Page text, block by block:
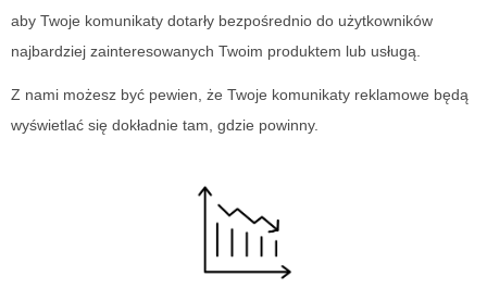
aby Twoje komunikaty dotarły bezpośrednio do użytkowników
najbardziej zainteresowanych Twoim produktem lub usługą.
Z nami możesz być pewien, że Twoje komunikaty reklamowe będą
wyświetlać się dokładnie tam, gdzie powinny.